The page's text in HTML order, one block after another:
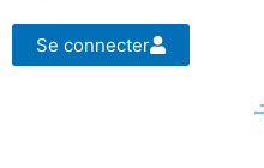
Se connecter